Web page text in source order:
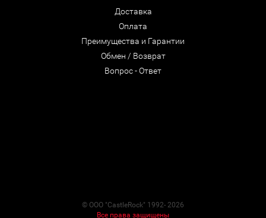
Доставка
Оплата
Преимущества и Гарантии
Обмен / Возврат
Вопрос - Ответ
© ООО "CastleRock" 1992- 2026
Все права защищены